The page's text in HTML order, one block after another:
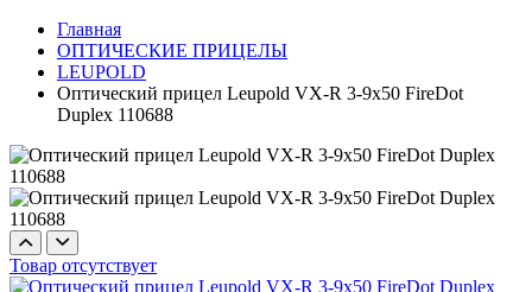
Главная
ОПТИЧЕСКИЕ ПРИЦЕЛЫ
LEUPOLD
Оптический прицел Leupold VX-R 3-9x50 FireDot
Duplex 110688
Товар отсутствует